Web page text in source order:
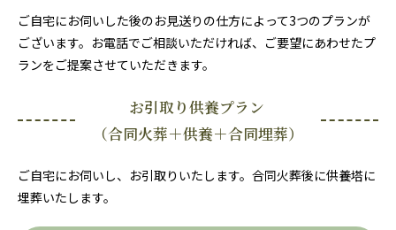
ご自宅にお伺いした後のお見送りの仕方によって3つのプランが
ございます。お電話でご相談いただければ、ご要望にあわせたプ
ランをご提案させていただきます。
お引取り供養プラン
（合同火葬＋供養＋合同埋葬）
ご自宅にお伺いし、お引取りいたします。合同火葬後に供養塔に
埋葬いたします。